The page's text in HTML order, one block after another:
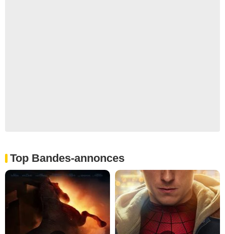
Top Bandes-annonces